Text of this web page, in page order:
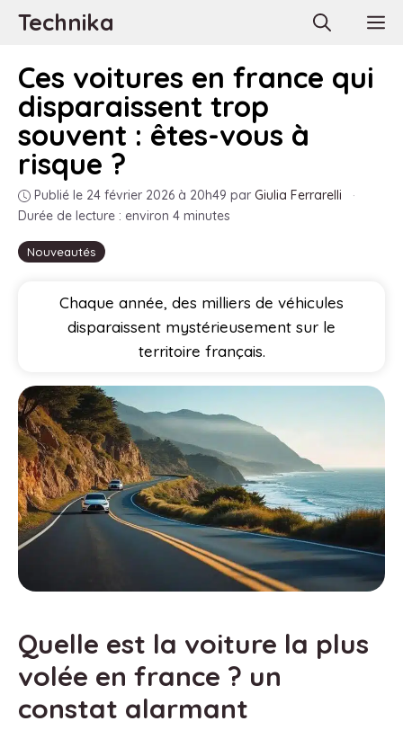
AllerTechnika
Nouveautés
Ces voitures en france qui
disparaissent trop
souvent : êtes-vous à
risque ?
Publié le 24 février 2026 à 20h49 par Giulia Ferrarelli
·
Durée de lecture : environ 4 minutes
Chaque année, des milliers de véhicules
disparaissent mystérieusement sur le
territoire français.
Quelle est la voiture la plus
volée en france ? un
constat alarmant